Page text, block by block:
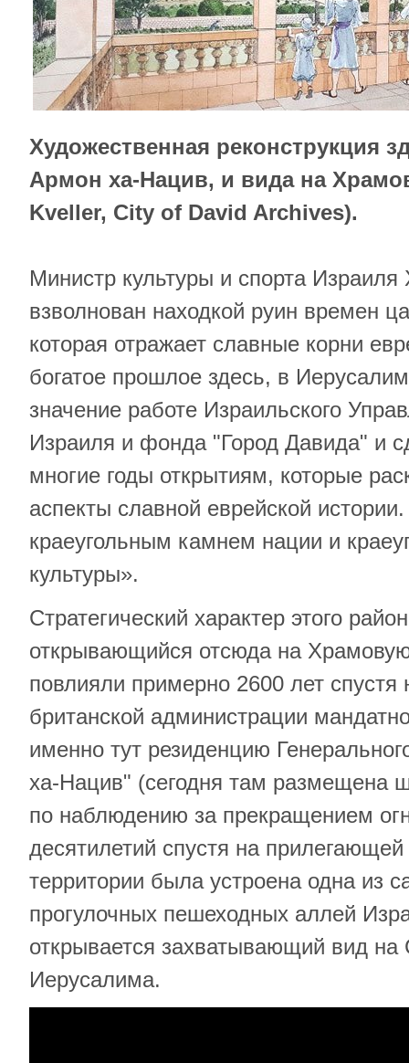
Художественная реконструкция
Армон ха-Нацив, и вида на
Kveller, City of David Archives).
Министр культуры и спорта
взволнован находкой руин времен
которая отражает славные корни
богатое прошлое здесь, в
значение работе Израильского
Израиля и фонда "Город Давида" и
многие годы открытиям, которые
аспекты славной еврейской
краеугольным камнем нации и
культуры».
Стратегический характер этого
открывающийся отсюда на
повлияли примерно 2600 лет
британской администрации
именно тут резиденцию
ха-Нацив" (сегодня там размещена
по наблюдению за прекращением
десятилетий спустя на
территории была устроена одна из
прогулочных пешеходных аллей
открывается захватывающий вид на
Иерусалима.